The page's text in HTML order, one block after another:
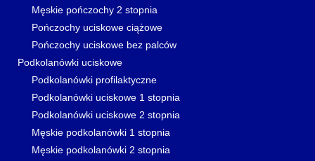
Męskie pończochy 2 stopnia
Pończochy uciskowe ciążowe
Pończochy uciskowe bez palców
Podkolanówki uciskowe
Podkolanówki profilaktyczne
Podkolanówki uciskowe 1 stopnia
Podkolanówki uciskowe 2 stopnia
Męskie podkolanówki 1 stopnia
Męskie podkolanówki 2 stopnia